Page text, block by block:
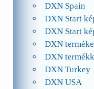
DXN Spain
DXN Start
DXN Start
DXN
DXN
DXN Turkey
DXN USA